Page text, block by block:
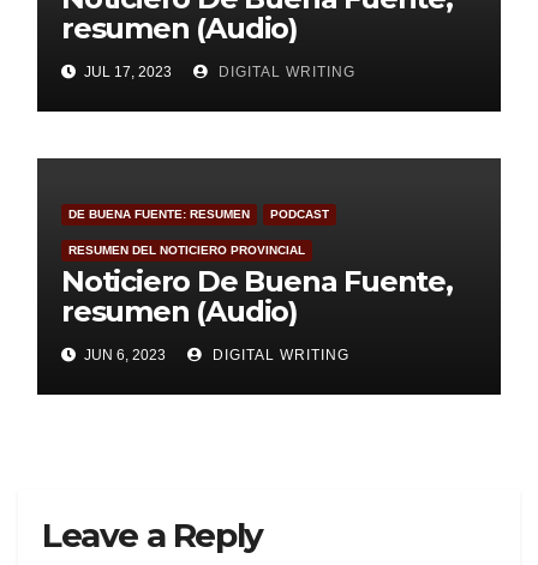
resumen (Audio)
JUL 17, 2023 DIGITAL WRITING
DE BUENA FUENTE: RESUMEN PODCAST
RESUMEN DEL NOTICIERO PROVINCIAL
Noticiero De Buena Fuente,
resumen (Audio)
JUN 6, 2023 DIGITAL WRITING
Leave a Reply